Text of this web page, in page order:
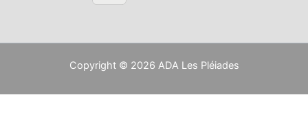
Copyright © 2026 ADA Les Pléiades